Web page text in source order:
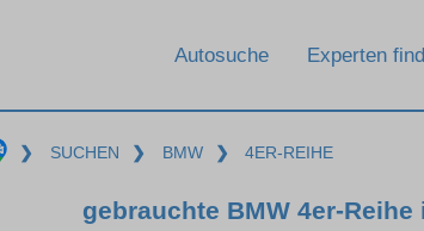
Autosuche Experten
❯ SUCHEN ❯ BMW ❯ 4ER-REIHE
gebrauchte BMW 4er-